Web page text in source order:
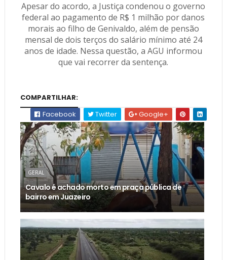
Apesar do acordo, a Justiça condenou o governo
federal ao pagamento de R$ 1 milhão por danos
morais ao filho de Genivaldo, além de pensão
mensal de dois terços do salário mínimo até 24
anos de idade. Nessa questão, a AGU informou
que vai recorrer da sentença.
COMPARTILHAR:
Facebook
Twitter Google+
GERAL
Cavalo é achado morto em praça pública de
bairro em Juazeiro